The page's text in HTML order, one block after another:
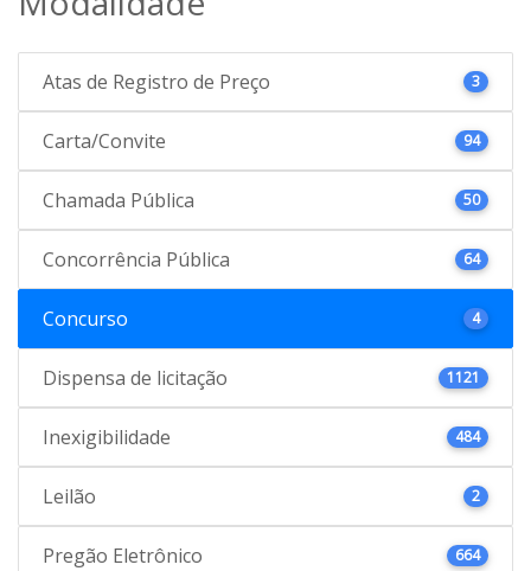
Atas de Registro de Preço 3
Carta/Convite 94
Chamada Pública 50
Concorrência Pública 64
Concurso 4
Dispensa de licitação 1121
Inexigibilidade 484
Leilão 2
Pregão Eletrônico 664